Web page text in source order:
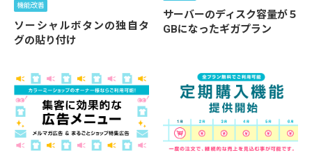
機能改善
ソーシャルボタンの独自タ
グの貼り付け
サーバーのディスク容量が５
GBになったギガプラン